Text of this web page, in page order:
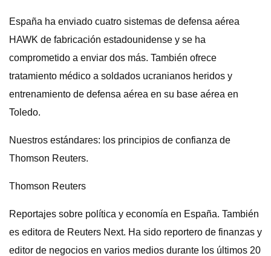
España ha enviado cuatro sistemas de defensa aérea
HAWK de fabricación estadounidense y se ha
comprometido a enviar dos más. También ofrece
tratamiento médico a soldados ucranianos heridos y
entrenamiento de defensa aérea en su base aérea en
Toledo.
Nuestros estándares: los principios de confianza de
Thomson Reuters.
Thomson Reuters
Reportajes sobre política y economía en España. También
es editora de Reuters Next. Ha sido reportero de finanzas y
editor de negocios en varios medios durante los últimos 20